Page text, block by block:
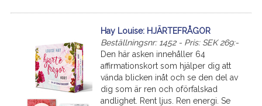
Hay Louise: HJÄRTEFRÅGOR
Beställningsnr: 1452 - Pris: SEK 269:-
Den här asken innehåller 64
affirmationskort som hjälper dig att
vända blicken inåt och se den del av
dig som är ren och oförfalskad
andlighet. Rent ljus. Ren energi. Se